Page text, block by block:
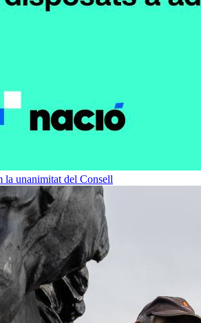
la unanimitat del Consell